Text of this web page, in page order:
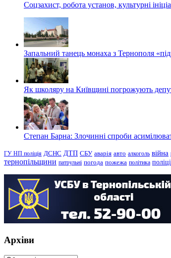
Соцзахист, робота установ, культурні
Запальний танець монаха з Тернополя
Як школяру на Київщині погрожують
Степан Барна: Злочинні спроби
ГУ НП поліція ДСНС ДТП СБУ аварія авто алкоголь війна
тернопільщини патрульні погода пожежа політика
Архіви